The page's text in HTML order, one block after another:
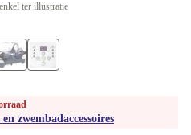
ter illustratie
zwembadaccessoires